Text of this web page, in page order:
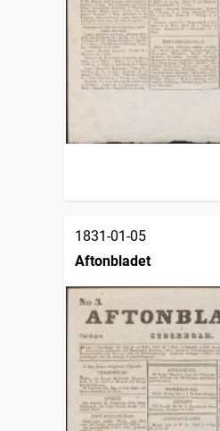
1831-01-05
Aftonbladet